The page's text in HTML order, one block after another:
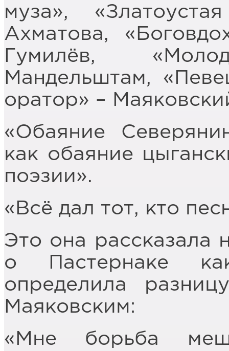
муза»,
Ахматова,
Гумилёв,
Мандельштам,
оратор» –
«Обаяние
как обаяние
поэзии».
«Всё дал тот, кто
Это она рассказала
о Пастернаке
определила
Маяковским:
«Мне борьба